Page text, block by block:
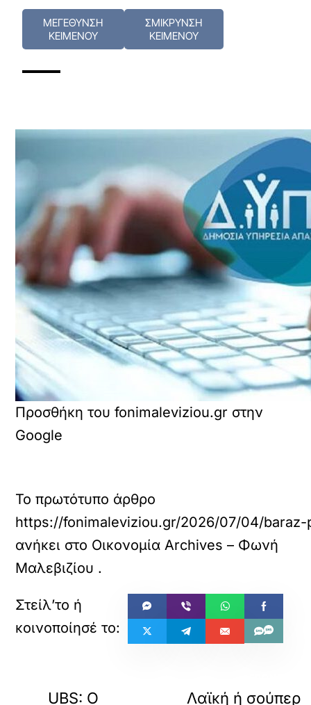
ΜΕΓΕΘΥΝΣΗ
ΚΕΙΜΕΝΟΥ
ΣΜΙΚΡΥΝΣΗ
ΚΕΙΜΕΝΟΥ
Προσθήκη του fonimaleviziou.gr στην
Google
Το πρωτότυπο άρθρο
https://fonimaleviziou.gr/2026/07/04/
ανήκει στο Οικονομία Archives – Φωνή
Μαλεβιζίου .
UBS: Ο Λαϊκή ή σούπερ